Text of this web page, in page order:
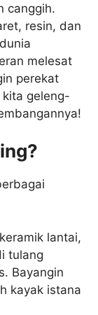
canggih.
resin, dan
melesat
perekat
geleng-
lantai,
tulang
Bayangin
kayak istana